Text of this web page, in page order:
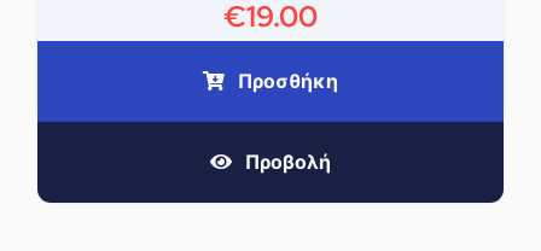
€19.00
Προσθήκη
Προβολή